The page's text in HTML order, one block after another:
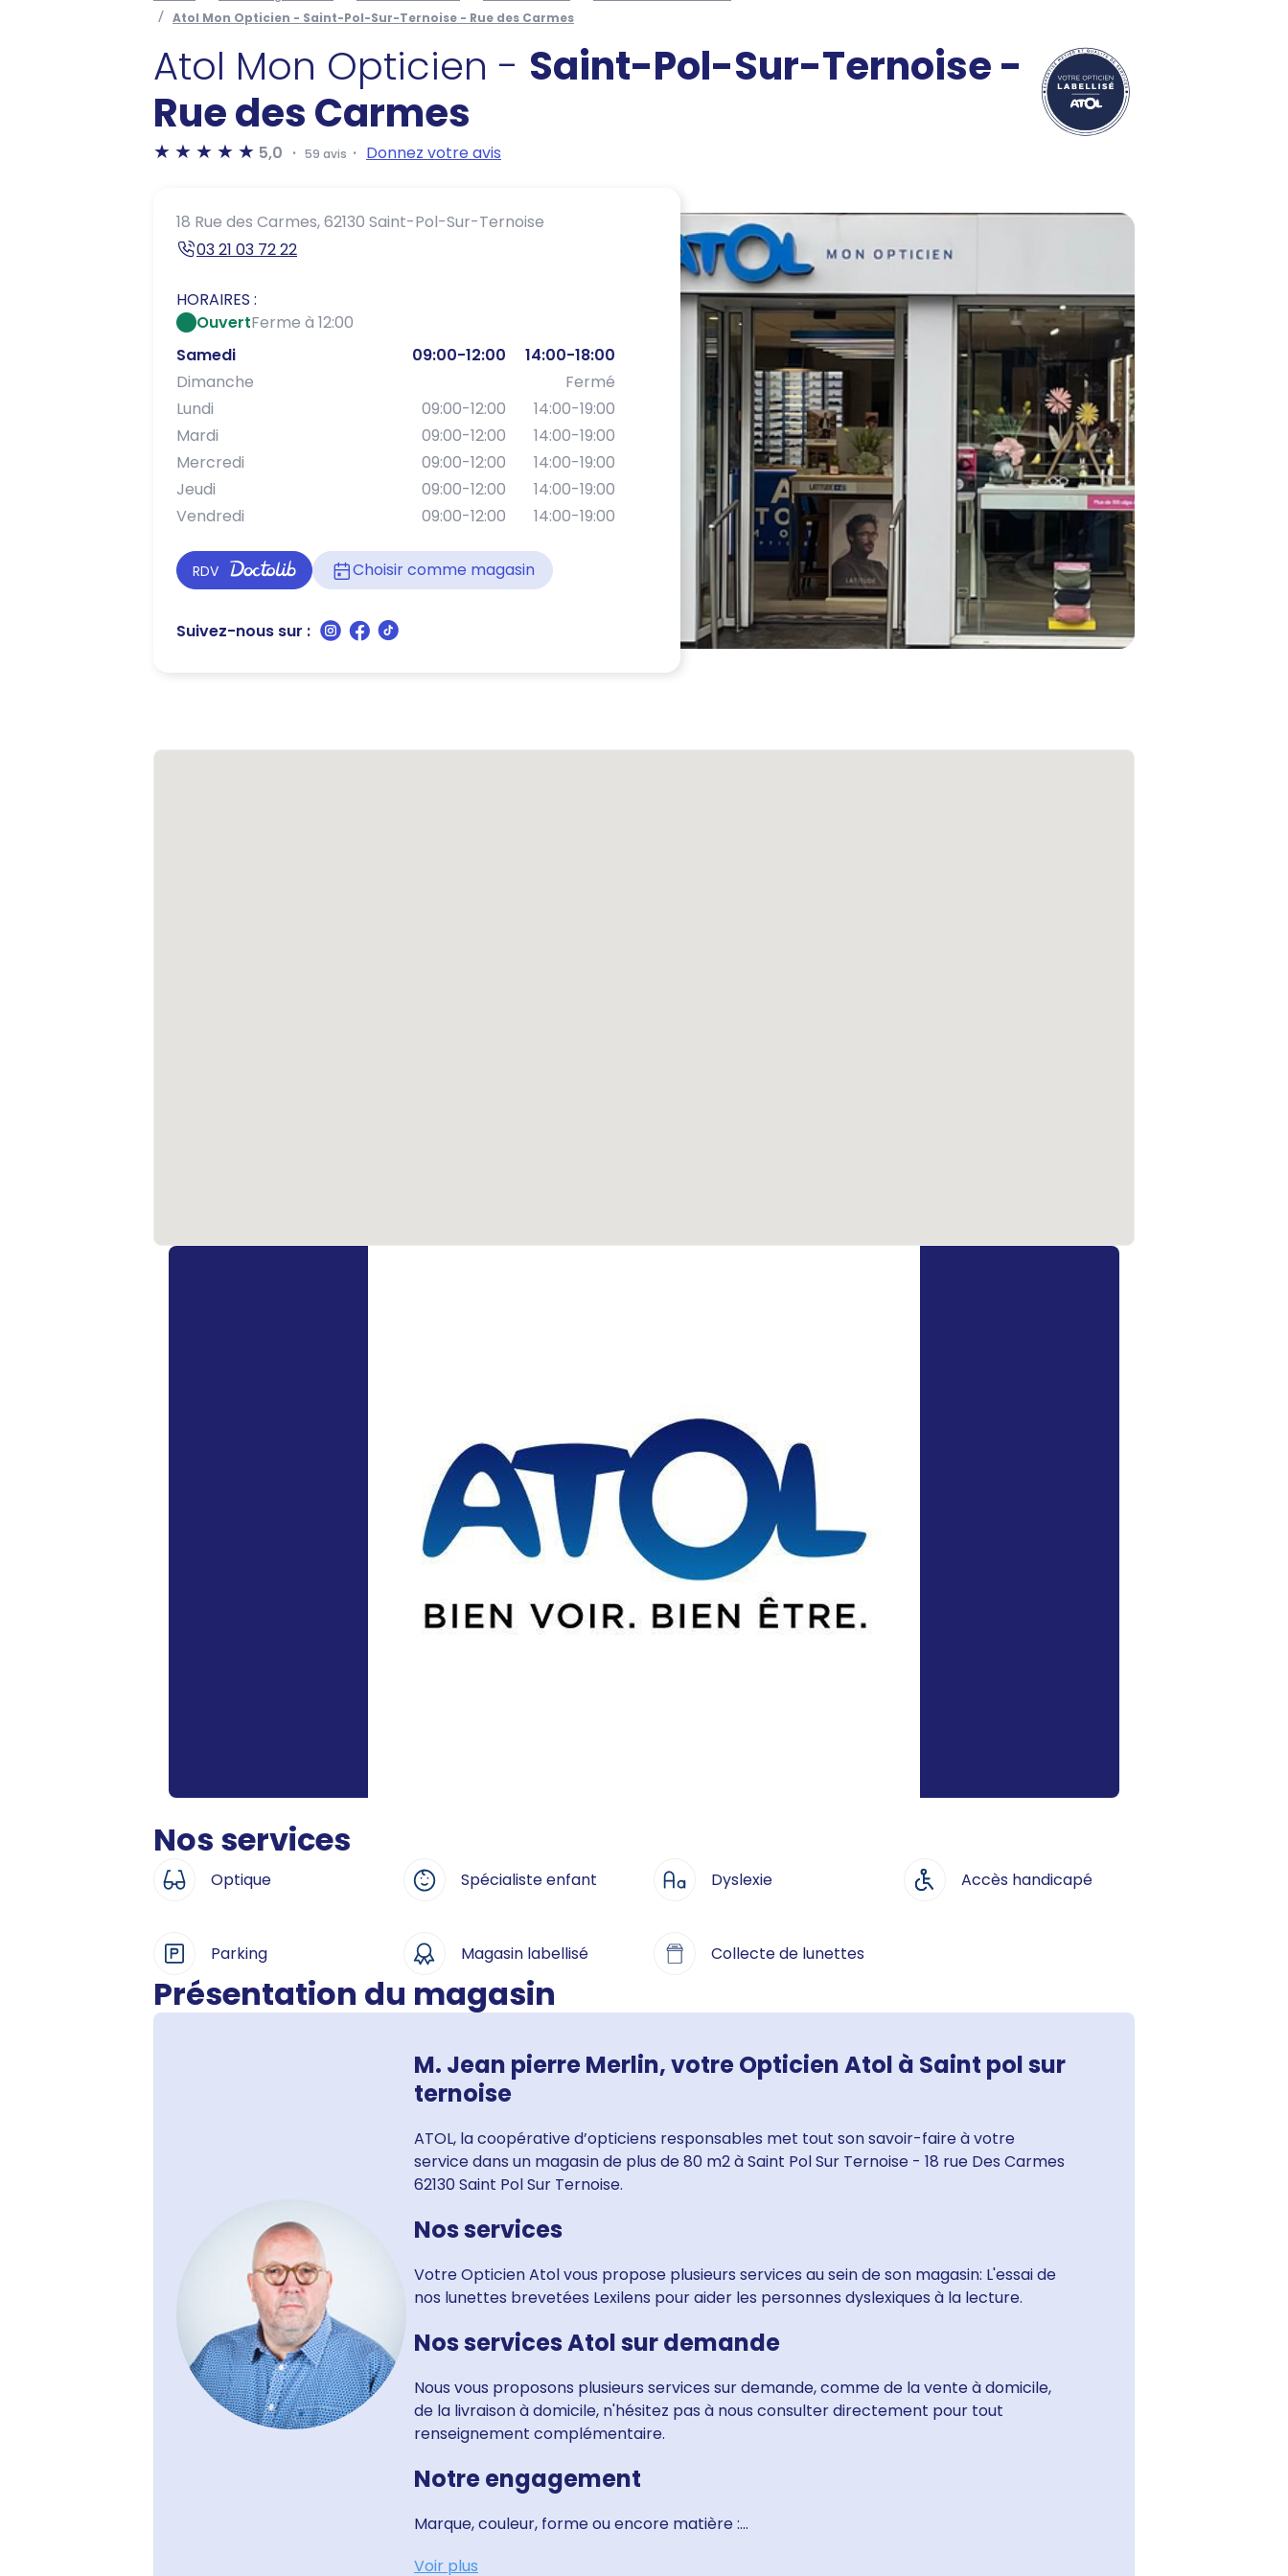
Atol Mon Opticien - Saint-Pol-Sur-Ternoise - Rue des Carmes
Atol Mon Opticien - Saint-Pol-Sur-Ternoise -
Rue des Carmes
5,0 59 avis Donnez votre avis
18 Rue des Carmes,62130 Saint-Pol-Sur-Ternoise
03 21 03 72 22
HORAIRES :
OuvertFerme à 12:00
Samedi
09:00-12:00
14:00-18:00
Dimanche
Fermé
Lundi
09:00-12:00
14:00-19:00
Mardi
09:00-12:00
14:00-19:00
Mercredi
09:00-12:00
14:00-19:00
Jeudi
09:00-12:00
14:00-19:00
Vendredi
09:00-12:00 14:00-19:00
RDV Choisir comme magasin
Suivez-nous sur :
Nos services
Optique Spécialiste enfant Dyslexie Accès handicapé
Parking Magasin labellisé Collecte de lunettes
Présentation du magasin
M. Jean pierre Merlin, votre Opticien Atol à Saint pol sur
ternoise
ATOL, la coopérative d’opticiens responsables met tout son savoir-faire à votre
service dans un magasin de plus de 80 m2 à Saint Pol Sur Ternoise - 18 rue Des Carmes
62130 Saint Pol Sur Ternoise.
Nos services
Votre Opticien Atol vous propose plusieurs services au sein de son magasin: L'essai de
nos lunettes brevetées Lexilens pour aider les personnes dyslexiques à la lecture.
Nos services Atol sur demande
Nous vous proposons plusieurs services sur demande, comme de la vente à domicile,
de la livraison à domicile, n'hésitez pas à nous consulter directement pour tout
renseignement complémentaire.
Notre engagement
Marque, couleur, forme ou encore matière :...
Voir plus